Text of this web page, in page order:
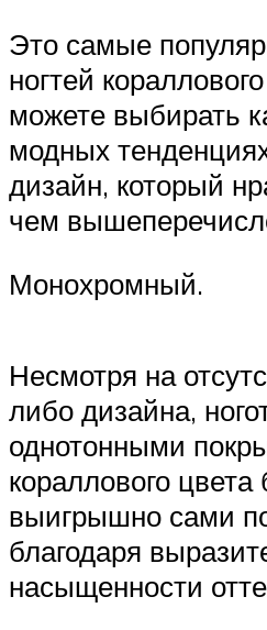
Это самые
ногтей
можете выбирать
модных
дизайн, который
чем
Монохромный.
Несмотря на
либо дизайна,
однотонными
кораллового цвета
выигрышно сами
благодаря
насыщенности